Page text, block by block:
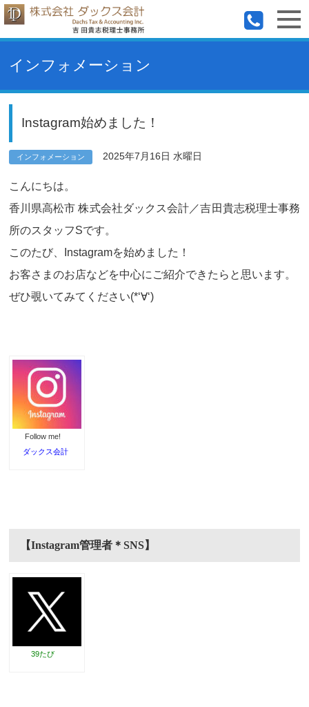
インフォメーション
Instagram始めました！
インフォメーション 2025年7月16日 水曜日
こんにちは。
香川県高松市 株式会社ダックス会計／吉田貴志税理士事務
所のスタッフSです。
このたび、Instagramを始めました！
お客さまのお店などを中心にご紹介できたらと思います。
ぜひ覗いてみてください(*‘∀‘)
Follow me!
ダックス会計
【Instagram管理者＊SNS】
39たび